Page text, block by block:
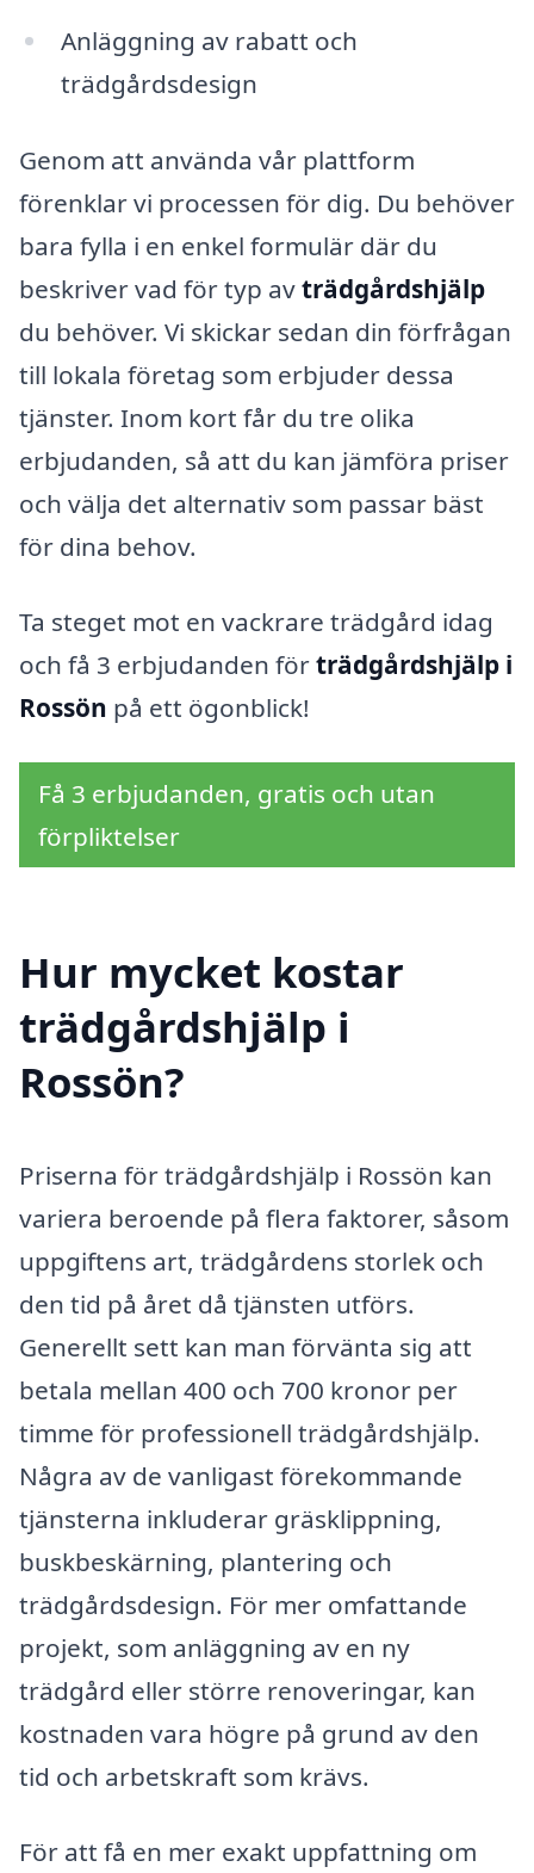
Anläggning av rabatt och
trädgårdsdesign
Genom att använda vår plattform
förenklar vi processen för dig. Du behöver
bara fylla i en enkel formulär där du
beskriver vad för typ avträdgårdshjälp
du behöver. Vi skickar sedan din förfrågan
till lokala företag som erbjuder dessa
tjänster. Inom kort får du tre olika
erbjudanden, så att du kan jämföra priser
och välja det alternativ som passar bäst
för dina behov.
Ta steget mot en vackrare trädgård idag
och få 3 erbjudanden förträdgårdshjälp i
Rossön på ett ögonblick!
Få 3 erbjudanden, gratis och utan
förpliktelser
Hur mycket kostar
trädgårdshjälp i
Rossön?
Priserna för trädgårdshjälp i Rossön kan
variera beroende på flera faktorer, såsom
uppgiftens art, trädgårdens storlek och
den tid på året då tjänsten utförs.
Generellt sett kan man förvänta sig att
betala mellan 400 och 700 kronor per
timme för professionell trädgårdshjälp.
Några av de vanligast förekommande
tjänsterna inkluderar gräsklippning,
buskbeskärning, plantering och
trädgårdsdesign. För mer omfattande
projekt, som anläggning av en ny
trädgård eller större renoveringar, kan
kostnaden vara högre på grund av den
tid och arbetskraft som krävs.
För att få en mer exakt uppfattning om